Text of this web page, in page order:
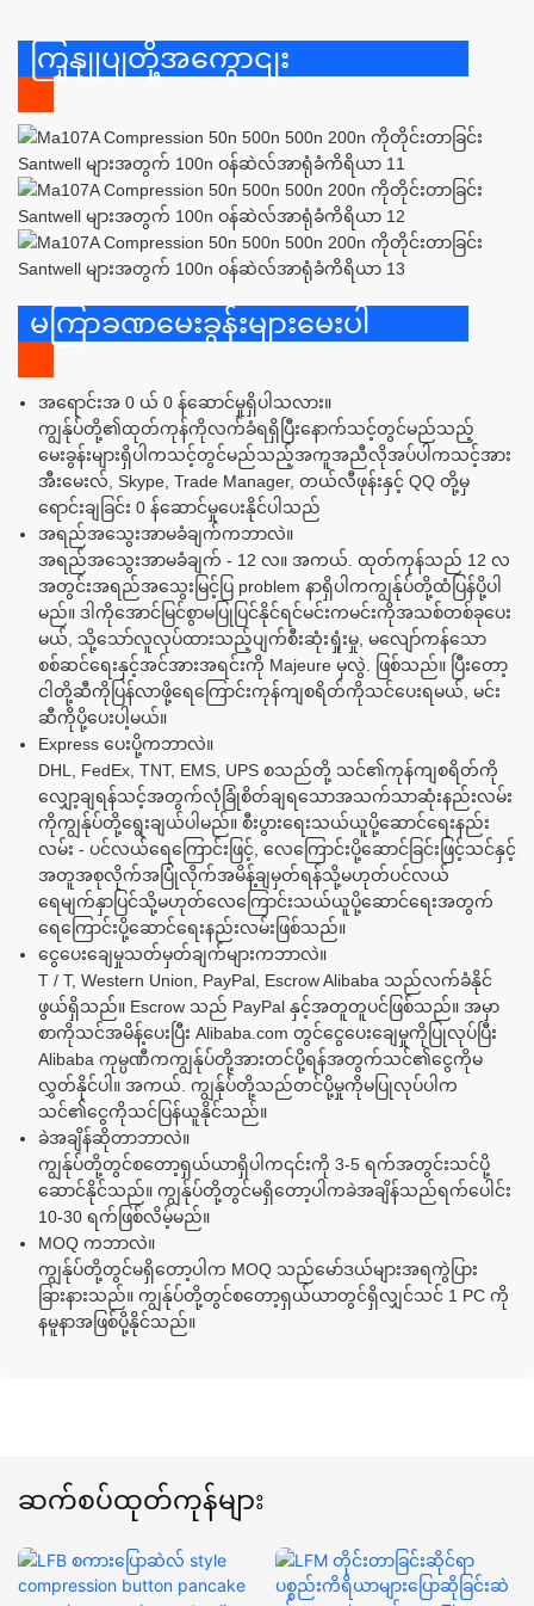
ကြှနျုပျတို့အကွောငျး
မကြာခဏမေးခွန်းများမေးပါ
အရောင်းအ 0 ယ် 0 န်ဆောင်မှုရှိပါသလား။
ကျွန်ုပ်တို့၏ထုတ်ကုန်ကိုလက်ခံရရှိပြီးနောက်သင့်တွင်မည်သည့်
မေးခွန်းများရှိပါကသင့်တွင်မည်သည့်အကူအညီလိုအပ်ပါကသင့်အား
အီးမေးလ်, Skype, Trade Manager, တယ်လီဖုန်းနှင့် QQ တို့မှ
ရောင်းချခြင်း 0 န်ဆောင်မှုပေးနိုင်ပါသည်
အရည်အသွေးအာမခံချက်ကဘာလဲ။
အရည်အသွေးအာမခံချက် - 12 လ။ အကယ်. ထုတ်ကုန်သည် 12 လ
အတွင်းအရည်အသွေးမြင့်ပြ problem နာရှိပါကကျွန်ုပ်တို့ထံပြန်ပို့ပါ
မည်။ ဒါကိုအောင်မြင်စွာမပြုပြင်နိုင်ရင်မင်းကမင်းကိုအသစ်တစ်ခုပေး
မယ်, သို့သော်လူလုပ်ထားသည့်ပျက်စီးဆုံးရှုံးမှု, မလျော်ကန်သော
စစ်ဆင်ရေးနှင့်အင်အားအရင်းကို Majeure မှလွဲ. ဖြစ်သည်။ ပြီးတော့
ငါတို့ဆီကိုပြန်လာဖို့ရေကြောင်းကုန်ကျစရိတ်ကိုသင်ပေးရမယ်, မင်း
ဆီကိုပို့ပေးပါ့မယ်။
Express ပေးပို့ကဘာလဲ။
DHL, FedEx, TNT, EMS, UPS စသည်တို့ သင်၏ကုန်ကျစရိတ်ကို
လျှော့ချရန်သင့်အတွက်လုံခြုံစိတ်ချရသောအသက်သာဆုံးနည်းလမ်း
ကိုကျွန်ုပ်တို့ရွေးချယ်ပါမည်။ စီးပွားရေးသယ်ယူပို့ဆောင်ရေးနည်း
လမ်း - ပင်လယ်ရေကြောင်းဖြင့်, လေကြောင်းပို့ဆောင်ခြင်းဖြင့်သင်နှင့်
အတူအစုလိုက်အပြုံလိုက်အမိန့်ချမှတ်ရန်သို့မဟုတ်ပင်လယ်
ရေမျက်နှာပြင်သို့မဟုတ်လေကြောင်းသယ်ယူပို့ဆောင်ရေးအတွက်
ရေကြောင်းပို့ဆောင်ရေးနည်းလမ်းဖြစ်သည်။
ငွေပေးချေမှုသတ်မှတ်ချက်များကဘာလဲ။
T / T, Western Union, PayPal, Escrow Alibaba သည်လက်ခံနိုင်
ဖွယ်ရှိသည်။ Escrow သည် PayPal နှင့်အတူတူပင်ဖြစ်သည်။ အမှာ
စာကိုသင်အမိန့်ပေးပြီး Alibaba.com တွင်ငွေပေးချေမှုကိုပြုလုပ်ပြီး
Alibaba ကုမ္ပဏီကကျွန်ုပ်တို့အားတင်ပို့ရန်အတွက်သင်၏ငွေကိုမ
လွှတ်နိုင်ပါ။ အကယ်. ကျွန်ုပ်တို့သည်တင်ပို့မှုကိုမပြုလုပ်ပါက
သင်၏ငွေကိုသင်ပြန်ယူနိုင်သည်။
ခဲအချိန်ဆိုတာဘာလဲ။
ကျွန်ုပ်တို့တွင်စတော့ရှယ်ယာရှိပါက၎င်းကို 3-5 ရက်အတွင်းသင်ပို့
ဆောင်နိုင်သည်။ ကျွန်ုပ်တို့တွင်မရှိတော့ပါကခဲအချိန်သည်ရက်ပေါင်း
10-30 ရက်ဖြစ်လိမ့်မည်။
MOQ ကဘာလဲ။
ကျွန်ုပ်တို့တွင်မရှိတော့ပါက MOQ သည်မော်ဒယ်များအရကွဲပြား
ခြားနားသည်။ ကျွန်ုပ်တို့တွင်စတော့ရှယ်ယာတွင်ရှိလျှင်သင် 1 PC ကို
နမူနာအဖြစ်ပို့နိုင်သည်။
ဆက်စပ်ထုတ်ကုန်များ